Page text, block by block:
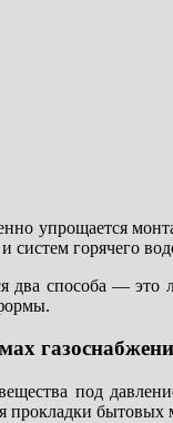
упрощается
горячего
способа — это
под
бытовых